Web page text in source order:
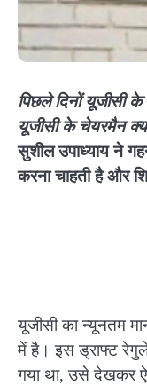
पिछले दिनों यूजीसी
यूजीसी के चेयरमैन
सुशील उपाध्याय ने
करना चाहती है और
यूजीसी का न्यूनतम
में है। इस ड्राफ्ट
गया था, उसे देखकर